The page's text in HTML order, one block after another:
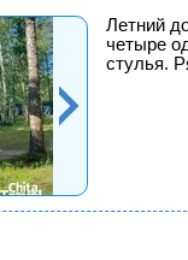
Летний
четыре
стулья.